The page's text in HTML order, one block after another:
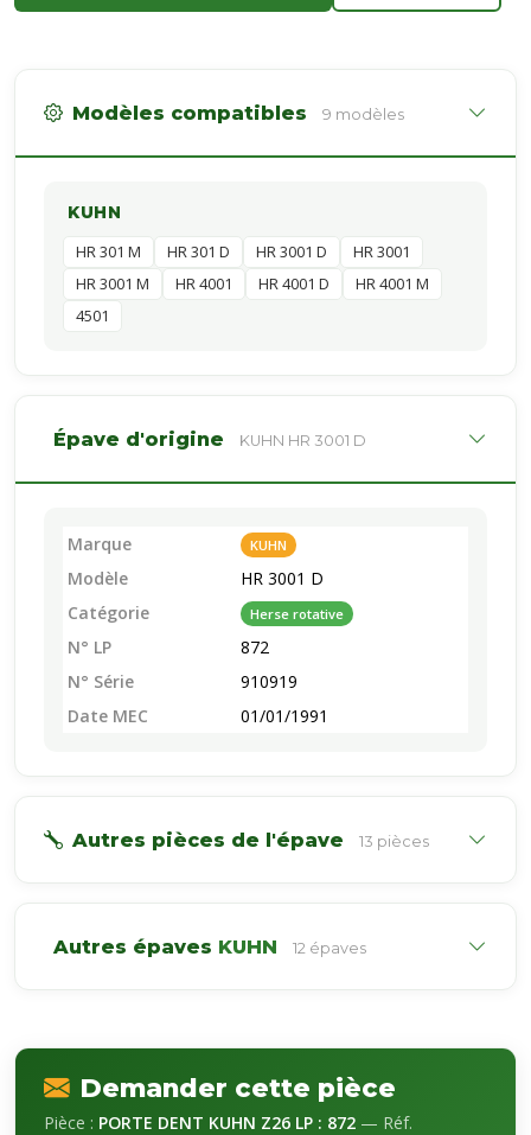
Modèles compatibles 9 modèles
KUHN
HR 301 M HR 301 D HR 3001 D
HR 3001
HR 3001 M
HR 4001 HR 4001 D
HR 4001 M
4501
Épave d'origine KUHN HR 3001 D
Marque KUHN
Modèle
HR 3001 D
Catégorie
Herse rotative
N° LP
872
N° Série
910919
Date MEC
01/01/1991
Autres pièces de l'épave 13 pièces
Autres épaves KUHN 12 épaves
Demander cette pièce
Pièce : PORTE DENT KUHN Z26 LP : 872 — Réf.